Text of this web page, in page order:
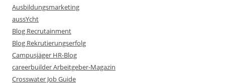
Ausbildungsmarketing
aussYcht
Blog Recrutainment
Blog Rekrutierungserfolg
Campusjäger HR-Blog
careerbuilder Arbeitgeber-Magazin
Crosswater Job Guide